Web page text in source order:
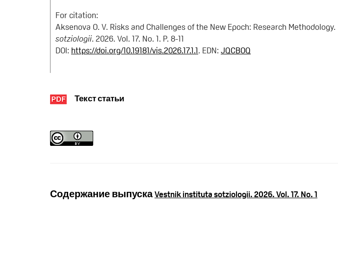
For citation:
Aksenova O. V. Risks and Challenges of the New Epoch: Research Methodology.
sotziologii. 2026. Vol. 17. No. 1. P. 8-11
DOI: https://doi.org/10.19181/vis.2026.17.1.1. EDN: JQCBOQ
Текст статьи
Содержание выпускаVestnik instituta sotziologii. 2026. Vol. 17. No. 1